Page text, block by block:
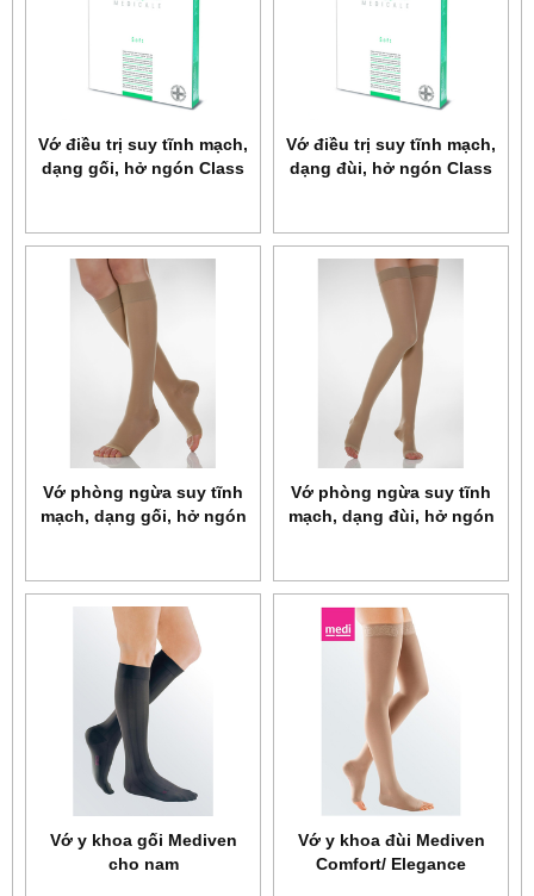
Vớ điều trị suy tĩnh mạch,
dạng gối, hở ngón Class
Vớ điều trị suy tĩnh mạch,
dạng đùi, hở ngón Class
Vớ phòng ngừa suy tĩnh
mạch, dạng gối, hở ngón
Vớ phòng ngừa suy tĩnh
mạch, dạng đùi, hở ngón
Vớ y khoa gối Mediven
cho nam
Vớ y khoa đùi Mediven
Comfort/ Elegance